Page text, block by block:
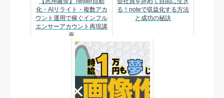
化・AIリライト・複数アカ
ウント運用で稼ぐインフル
エンサーアカウント再現講
座
る！noteで収益化する方法
と成功の秘訣